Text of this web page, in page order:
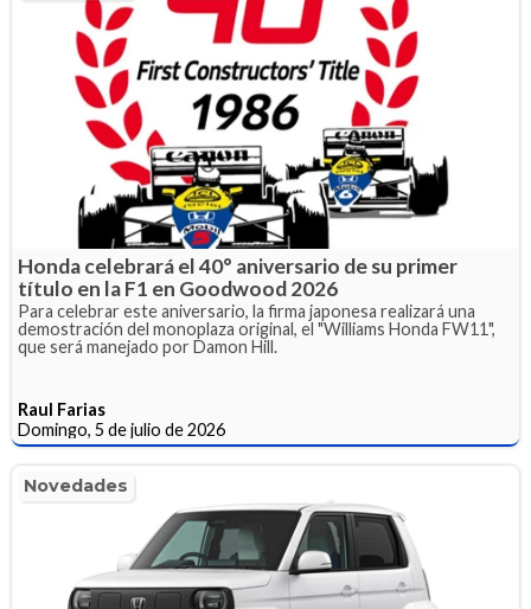
Honda celebrará el 40° aniversario de su primer
título en la F1 en Goodwood 2026
Para celebrar este aniversario, la firma japonesa realizará una
demostración del monoplaza original, el "Williams Honda FW11",
que será manejado por Damon Hill.
Raul Farias
Domingo, 5 de julio de 2026
Novedades